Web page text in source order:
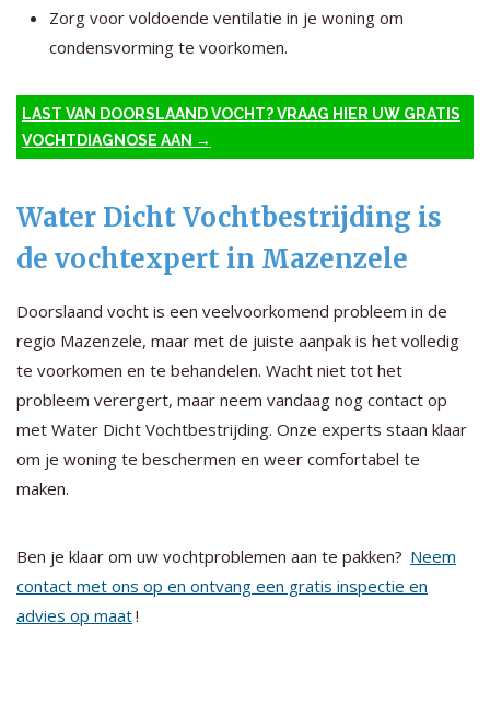
Zorg voor voldoende ventilatie in je woning om
condensvorming te voorkomen.
LAST VAN DOORSLAAND VOCHT? VRAAG HIER UW GRATIS
VOCHTDIAGNOSE AAN →
Water Dicht Vochtbestrijding is
de vochtexpert in Mazenzele
Doorslaand vocht is een veelvoorkomend probleem in de
regio Mazenzele, maar met de juiste aanpak is het volledig
te voorkomen en te behandelen. Wacht niet tot het
probleem verergert, maar neem vandaag nog contact op
met Water Dicht Vochtbestrijding. Onze experts staan klaar
om je woning te beschermen en weer comfortabel te
maken.
Ben je klaar om uw vochtproblemen aan te pakken? Neem
contact met ons op en ontvang een gratis inspectie en
advies op maat!